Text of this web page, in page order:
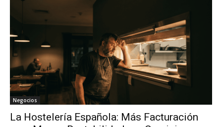
Negocios
La Hostelería Española: Más Facturación